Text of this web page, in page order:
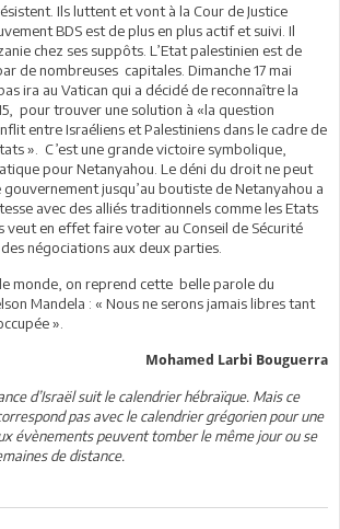
Ils luttent et vont à la Cour de Justice
BDS est de plus en plus actif et suivi. Il
chez ses suppôts. L’Etat palestinien est de
de nombreuses capitales. Dimanche 17 mai
ira au Vatican qui a décidé de reconnaître la
pour trouver une solution à «la question
entre Israéliens et Palestiniens dans le cadre de
». C’est une grande victoire symbolique,
pour Netanyahou. Le déni du droit ne peut
jusqu’au boutiste de Netanyahou a
avec des alliés traditionnels comme les Etats
veut en effet faire voter au Conseil de Sécurité
négociations aux deux parties.
monde, on reprend cette belle parole du
Mandela : « Nous ne serons jamais libres tant
».
Mohamed Larbi Bouguerra
d’Israël suit le calendrier hébraïque. Mais ce
pas avec le calendrier grégorien pour une
évènements peuvent tomber le même jour ou se
de distance.